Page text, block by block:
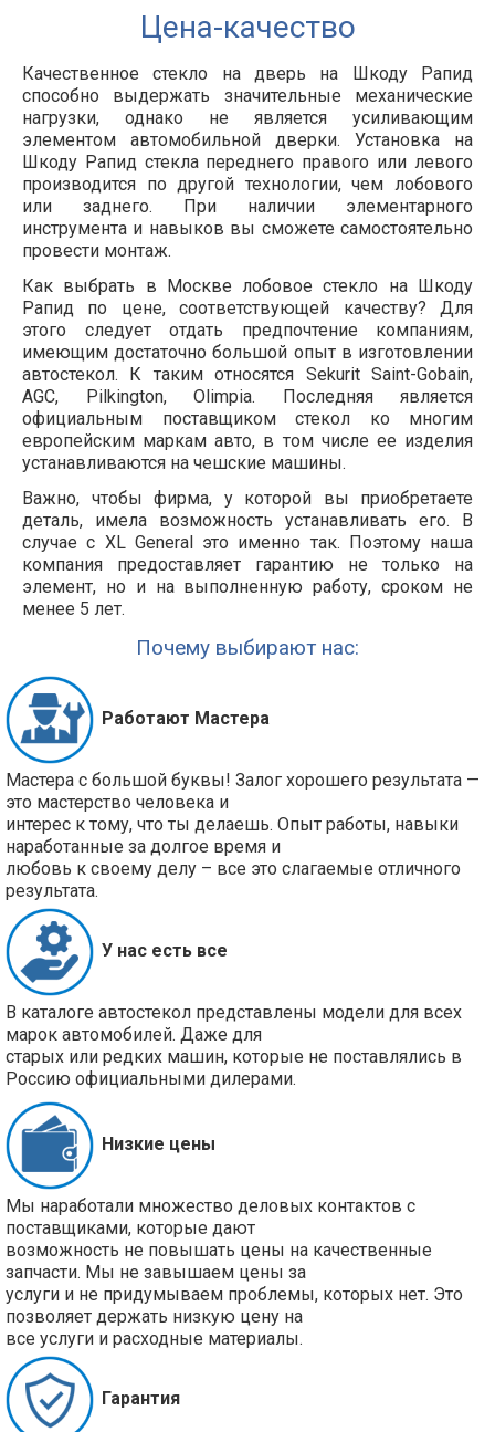
Цена-качество
Качественное стекло на дверь на Шкоду Рапид
способно выдержать значительные механические
нагрузки, однако не является усиливающим
элементом автомобильной дверки. Установка на
Шкоду Рапид стекла переднего правого или левого
производится по другой технологии, чем лобового
или заднего. При наличии элементарного
инструмента и навыков вы сможете самостоятельно
провести монтаж.
Как выбрать в Москве лобовое стекло на Шкоду
Рапид по цене, соответствующей качеству? Для
этого следует отдать предпочтение компаниям,
имеющим достаточно большой опыт в изготовлении
автостекол. К таким относятся Sekurit Saint-Gobain,
AGC, Pilkington, Olimpia. Последняя является
официальным поставщиком стекол ко многим
европейским маркам авто, в том числе ее изделия
устанавливаются на чешские машины.
Важно, чтобы фирма, у которой вы приобретаете
деталь, имела возможность устанавливать его. В
случае с XL General это именно так. Поэтому наша
компания предоставляет гарантию не только на
элемент, но и на выполненную работу, сроком не
менее 5 лет.
Почему выбирают нас:
Работают Мастера
Мастера с большой буквы! Залог хорошего результата —
это мастерство человека и
интерес к тому, что ты делаешь. Опыт работы, навыки
наработанные за долгое время и
любовь к своему делу – все это слагаемые отличного
результата.
У нас есть все
В каталоге автостекол представлены модели для всех
марок автомобилей. Даже для
старых или редких машин, которые не поставлялись в
Россию официальными дилерами.
Низкие цены
Мы наработали множество деловых контактов с
поставщиками, которые дают
возможность не повышать цены на качественные
запчасти. Мы не завышаем цены за
услуги и не придумываем проблемы, которых нет. Это
позволяет держать низкую цену на
все услуги и расходные материалы.
Гарантия